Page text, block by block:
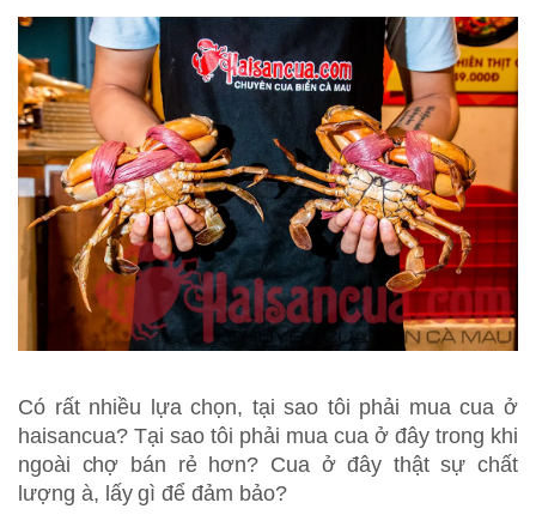
Có rất nhiều lựa chọn, tại sao tôi phải mua cua ở
haisancua? Tại sao tôi phải mua cua ở đây trong khi
ngoài chợ bán rẻ hơn? Cua ở đây thật sự chất
lượng à, lấy gì để đảm bảo?